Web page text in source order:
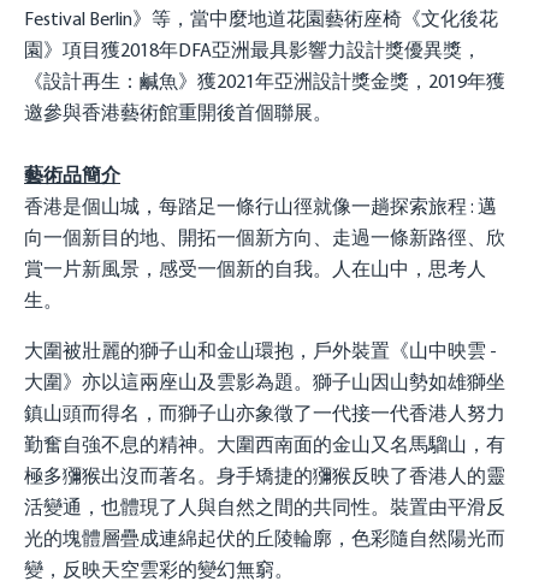
Festival Berlin》等，當中麼地道花園藝術座椅《文化後花
園》項目獲2018年DFA亞洲最具影響力設計獎優異獎，
《設計再⽣：鹹⿂》獲2021年亞洲設計獎金獎，2019年獲
邀參與香港藝術館重開後首個聯展。
藝術品簡介
香港是個山城，每踏足一條行山徑就像一趟探索旅程 : 邁
向一個新目的地、開拓一個新方向、走過一條新路徑、欣
賞一片新風景，感受一個新的自我。人在山中，思考人
生。
大圍被壯麗的獅子山和金山環抱，戶外裝置《山中映雲 -
大圍》亦以這兩座山及雲影為題。獅子山因山勢如雄獅坐
鎮山頭而得名，而獅子山亦象徵了一代接一代香港人努力
勤奮自強不息的精神。大圍西南面的金山又名馬騮山，有
極多獼猴出沒而著名。身手矯捷的獼猴反映了香港人的靈
活變通，也體現了人與自然之間的共同性。裝置由平滑反
光的塊體層疊成連綿起伏的丘陵輪廓，色彩隨自然陽光而
變，反映天空雲彩的變幻無窮。